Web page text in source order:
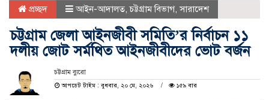
প্রচ্ছদ আইন-আদালত,চট্টগ্রাম বিভাগ,সারাদেশ
চট্টগ্রাম জেলা আইনজীবী সমিতি’র নির্বাচন ১১
দলীয় জোট সর্মথিত আইনজীবীদের ভোট বর্জন
চট্টগ্রাম ব্যুরো
আপডেট টাইম : বুধবার, ২০ মে, ২০২৬
১৫৯ বার